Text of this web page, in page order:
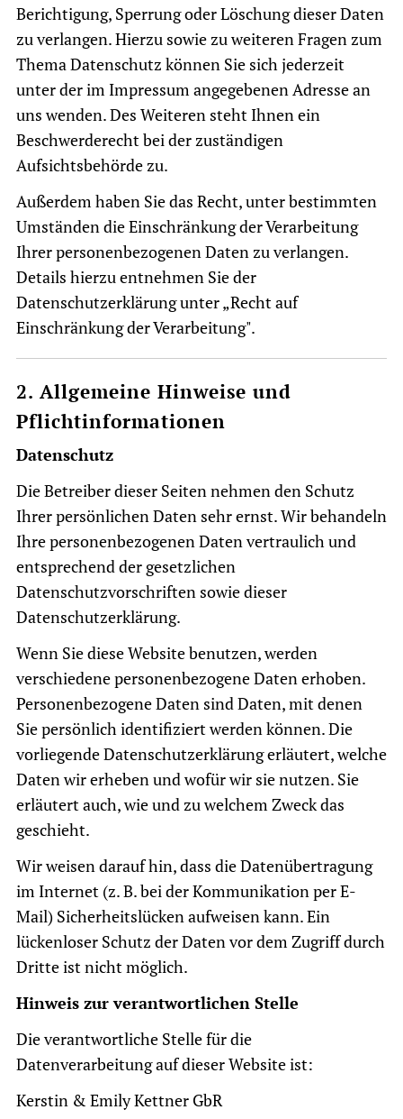
Berichtigung, Sperrung oder Löschung dieser Daten
zu verlangen. Hierzu sowie zu weiteren Fragen zum
Thema Datenschutz können Sie sich jederzeit
unter der im Impressum angegebenen Adresse an
uns wenden. Des Weiteren steht Ihnen ein
Beschwerderecht bei der zuständigen
Aufsichtsbehörde zu.
Außerdem haben Sie das Recht, unter bestimmten
Umständen die Einschränkung der Verarbeitung
Ihrer personenbezogenen Daten zu verlangen.
Details hierzu entnehmen Sie der
Datenschutzerklärung unter „Recht auf
Einschränkung der Verarbeitung".
2. Allgemeine Hinweise und
Pflichtinformationen
Datenschutz
Die Betreiber dieser Seiten nehmen den Schutz
Ihrer persönlichen Daten sehr ernst. Wir behandeln
Ihre personenbezogenen Daten vertraulich und
entsprechend der gesetzlichen
Datenschutzvorschriften sowie dieser
Datenschutzerklärung.
Wenn Sie diese Website benutzen, werden
verschiedene personenbezogene Daten erhoben.
Personenbezogene Daten sind Daten, mit denen
Sie persönlich identifiziert werden können. Die
vorliegende Datenschutzerklärung erläutert, welche
Daten wir erheben und wofür wir sie nutzen. Sie
erläutert auch, wie und zu welchem Zweck das
geschieht.
Wir weisen darauf hin, dass die Datenübertragung
im Internet (z. B. bei der Kommunikation per E-
Mail) Sicherheitslücken aufweisen kann. Ein
lückenloser Schutz der Daten vor dem Zugriff durch
Dritte ist nicht möglich.
Hinweis zur verantwortlichen Stelle
Die verantwortliche Stelle für die
Datenverarbeitung auf dieser Website ist:
Kerstin & Emily Kettner GbR